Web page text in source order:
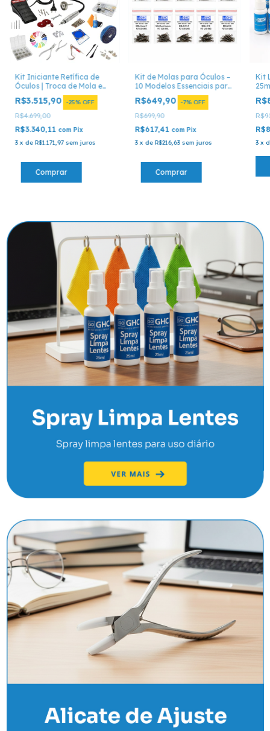
Kit Iniciante Retífica de
Óculos | Troca de Mola e
Conserto
R$3.515,90 -25% OFF
R$4.699,00
R$3.340,11 com Pix
3 x de R$1.171,97 sem juros
Kit de Molas para Óculos –
10 Modelos Essenciais para
Conserto Óptico
R$649,90 -7%OFF
R$699,90
R$617,41com Pix
3 xdeR$216,63 sem juros
Kit
3 x